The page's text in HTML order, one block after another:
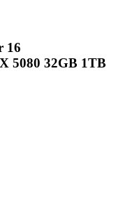
16
5080 32GB 1TB